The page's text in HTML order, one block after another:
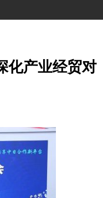
化产业经贸对